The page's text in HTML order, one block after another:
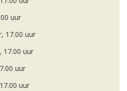
uur
17.00 uur
17.00 uur
uur
uur